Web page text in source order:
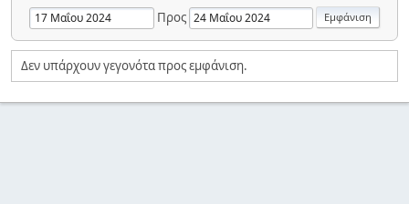
Προς
Δεν υπάρχουν γεγονότα προς εμφάνιση.